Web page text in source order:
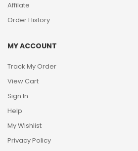
Affilate
Order History
MY ACCOUNT
Track My Order
View Cart
Sign In
Help
My Wishlist
Privacy Policy